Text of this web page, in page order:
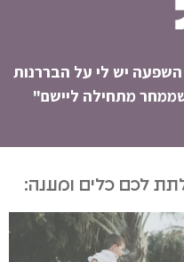
יש לי על הבררנות
מתחילה ליישם"
לכם כלים ומענה: